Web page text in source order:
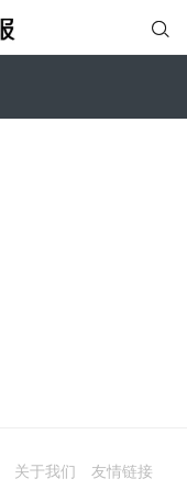

关于我们
友情链接